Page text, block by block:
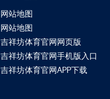
网站地图
网站地图
吉祥坊体育官网网页版
吉祥坊体育官网手机版入口
吉祥坊体育官网APP下载